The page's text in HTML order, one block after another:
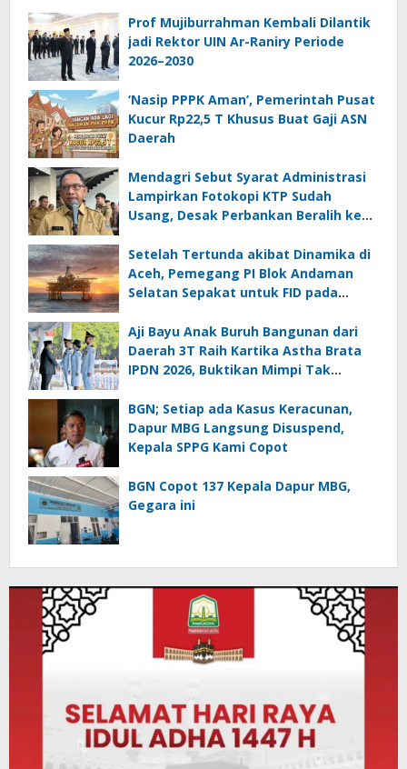
Prof Mujiburrahman Kembali Dilantik
jadi Rektor UIN Ar-Raniry Periode
2026–2030
‘Nasip PPPK Aman’, Pemerintah Pusat
Kucur Rp22,5 T Khusus Buat Gaji ASN
Daerah
Mendagri Sebut Syarat Administrasi
Lampirkan Fotokopi KTP Sudah
Usang, Desak Perbankan Beralih ke
Setelah Tertunda akibat Dinamika di
Aceh, Pemegang PI Blok Andaman
Selatan Sepakat untuk FID pada
Aji Bayu Anak Buruh Bangunan dari
Daerah 3T Raih Kartika Astha Brata
IPDN 2026, Buktikan Mimpi Tak
BGN; Setiap ada Kasus Keracunan,
Dapur MBG Langsung Disuspend,
Kepala SPPG Kami Copot
BGN Copot 137 Kepala Dapur MBG,
Gegara ini